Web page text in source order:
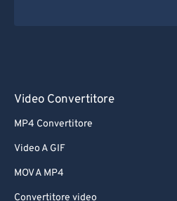
Video Convertitore
MP4 Convertitore
Video A GIF
MOV A MP4
Convertitore video